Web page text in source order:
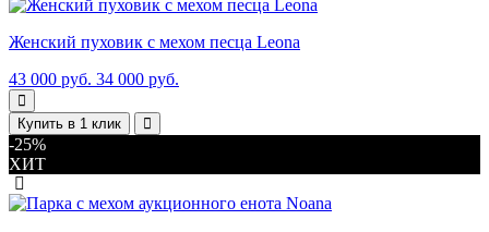
Женский пуховик с мехом песца Leona
43 000 руб. 34 000 руб.
Купить в 1 клик
-25%
ХИТ